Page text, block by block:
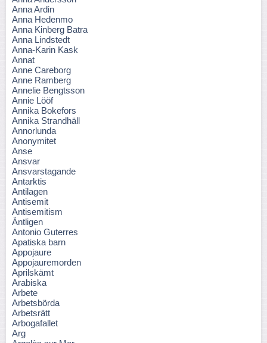
Anna Ardin
Anna Hedenmo
Anna Kinberg Batra
Anna Lindstedt
Anna-Karin Kask
Annat
Anne Careborg
Anne Ramberg
Annelie Bengtsson
Annie Lööf
Annika Bokefors
Annika Strandhäll
Annorlunda
Anonymitet
Anse
Ansvar
Ansvarstagande
Antarktis
Antilagen
Antisemit
Antisemitism
Äntligen
Antonio Guterres
Apatiska barn
Appojaure
Appojauremorden
Aprilskämt
Arabiska
Arbete
Arbetsbörda
Arbetsrätt
Arbogafallet
Arg